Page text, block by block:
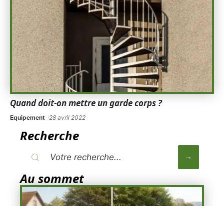
Quand doit-on mettre un garde corps ?
Equipement 28 avril 2022
Recherche
Au sommet